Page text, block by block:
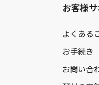
お客様
よくある
お手続き
お問い合